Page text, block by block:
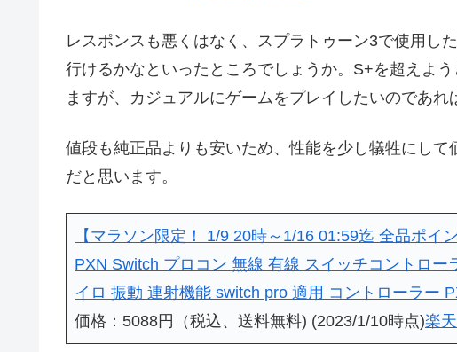
レスポンスも悪くはなく、スプラトゥーン3で使用し
行けるかなといったところでしょうか。S+を超えよ
ますが、カジュアルにゲームをプレイしたいのであれ
値段も純正品よりも安いため、性能を少し犠牲にし
だと思います。
【マラソン限定！ 1/9 20時～1/16 01:59迄 全品ポイ
PXN Switch プロコン 無線 有線 スイッチコントロ
イロ 振動 連射機能 switch pro 適用 コントローラー
価格：5088円（税込、送料無料) (2023/1/10時点)楽